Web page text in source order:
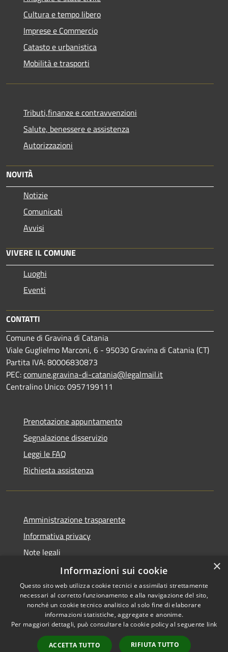
Cultura e tempo libero
Imprese e Commercio
Catasto e urbanistica
Mobilità e trasporti
Tributi,finanze e contravvenzioni
Salute, benessere e assistenza
Autorizzazioni
NOVITÀ
Notizie
Comunicati
Avvisi
VIVERE IL COMUNE
Luoghi
Eventi
CONTATTI
Comune di Gravina di Catania
Viale Guglielmo Marconi, 6 - 95030 Gravina di Catania (CT)
Partita IVA: 80006830873
PEC:comune.gravina-di-catania@legalmail.it
Centralino Unico: 0957199111
Prenotazione appuntamento
Segnalazione disservizio
Leggi le FAQ
Richiesta assistenza
Amministrazione trasparente
Informativa privacy
Note legali
Dichiarazione di accessibilità
RSS
Accessibilità
Copyright © 2026 • Comune di
Gravina di Catania • Powered
byMunicipium
Accesso
×
Informazioni sui cookie
Questo sito web utilizza cookie tecnici e assimilati strettamente
necessari al corretto funzionamento e alla navigazione del sito,
nonché un cookie tecnico analitico al solo fine di elaborare
informazioni statistiche, aggregate e anonime.
Per maggiori dettagli, può consultare la cookie policy al seguente link
ACCETTA TUTTO RIFIUTA TUTTO